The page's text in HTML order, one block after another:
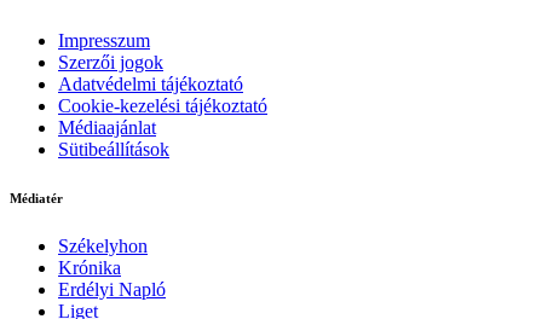
Impresszum
Szerzői jogok
Adatvédelmi tájékoztató
Cookie-kezelési tájékoztató
Médiaajánlat
Sütibeállítások
Médiatér
Székelyhon
Krónika
Erdélyi Napló
Liget